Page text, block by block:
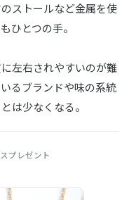
ストールなど金属を使
ひとつの手。
左右されやすいのが難
るブランドや味の系統
は少なくなる。
プレゼント